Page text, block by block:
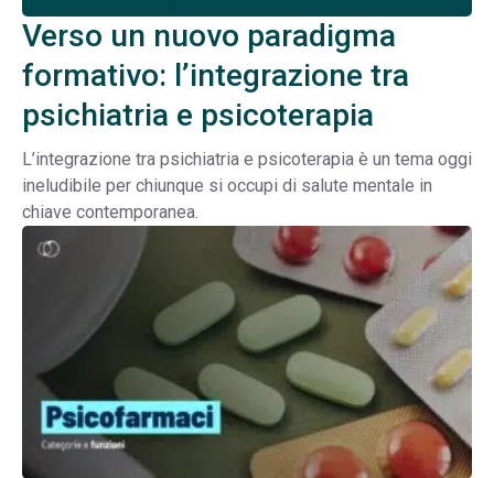
Verso un nuovo paradigma
formativo: l’integrazione tra
psichiatria e psicoterapia
L’integrazione tra psichiatria e psicoterapia è un tema oggi
ineludibile per chiunque si occupi di salute mentale in
chiave contemporanea.